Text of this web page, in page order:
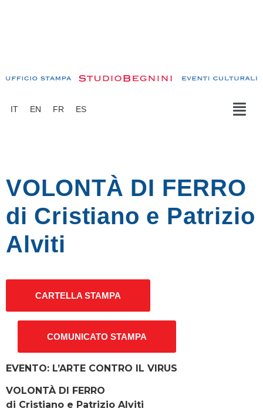
IT EN FR ES
VOLONTÀ DI FERRO
di Cristiano e Patrizio
Alviti
CARTELLA STAMPA
COMUNICATO STAMPA
EVENTO: L’ARTE CONTRO IL VIRUS
VOLONTÀ DI FERRO
di Cristiano e Patrizio Alviti